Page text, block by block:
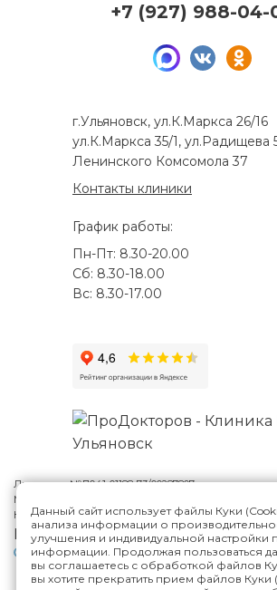
г.Ульяновск, ул.К.Маркса 26/16
ул.К.Маркса 35/1, ул.Радищева
Ленинского Комсомола 37
Контакты клиники
График работы:
Пн-Пт: 8.30-20.00
Сб: 8.30-18.00
Вс: 8.30-17.00
+7 (927) 988-04-
Лицензия №Л041-01188-73/00287807
Многопрофильная клиника Н.Березиной в
Карта сайта
Версия сайта для слабовидящих
Политика конфиденциальности
Данный сайт использует файлы Куки
анализа информации о
улучшения и индивидуальной настройки
информации. Продолжая пользоваться
вы соглашаетесь с обработкой файлов
вы хотите прекратить прием файлов Куки